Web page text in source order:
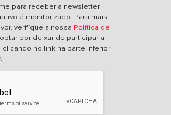
para receber a newsletter.
é monitorizado. Para mais
verifique a nossa Política de
por deixar de participar a
no link na parte inferior